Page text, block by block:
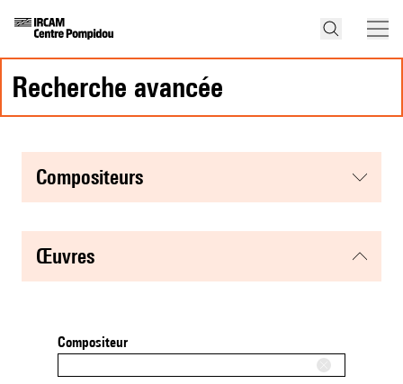
recherche avancée
compositeurs
œuvres
Compositeur